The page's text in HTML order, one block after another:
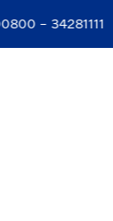
– 34281111